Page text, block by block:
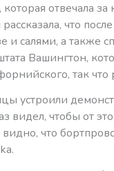
отвечала
что
и салями, а также
Вашингтон,
так
устроили
видел, чтобы от
что